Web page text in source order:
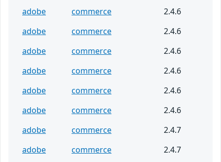
adobe
commerce
2.4.6
adobe
commerce
2.4.6
adobe
commerce
2.4.6
adobe
commerce
2.4.6
adobe
commerce
2.4.6
adobe
commerce
2.4.6
adobe
commerce
2.4.7
adobe
commerce
2.4.7